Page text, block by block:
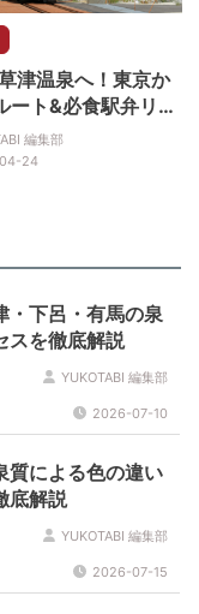
津温泉へ！東京か
ート&必食駅弁リス
編集部
24
・下呂・有馬の泉
スを徹底解説
YUKOTABI 編集部
2026-07-10
質による色の違い
底解説
YUKOTABI 編集部
2026-07-15